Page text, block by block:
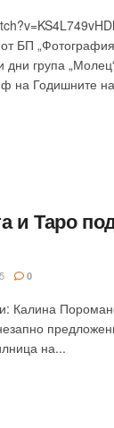
БП
група
на Годишните
и Таро
0
Калина
на...